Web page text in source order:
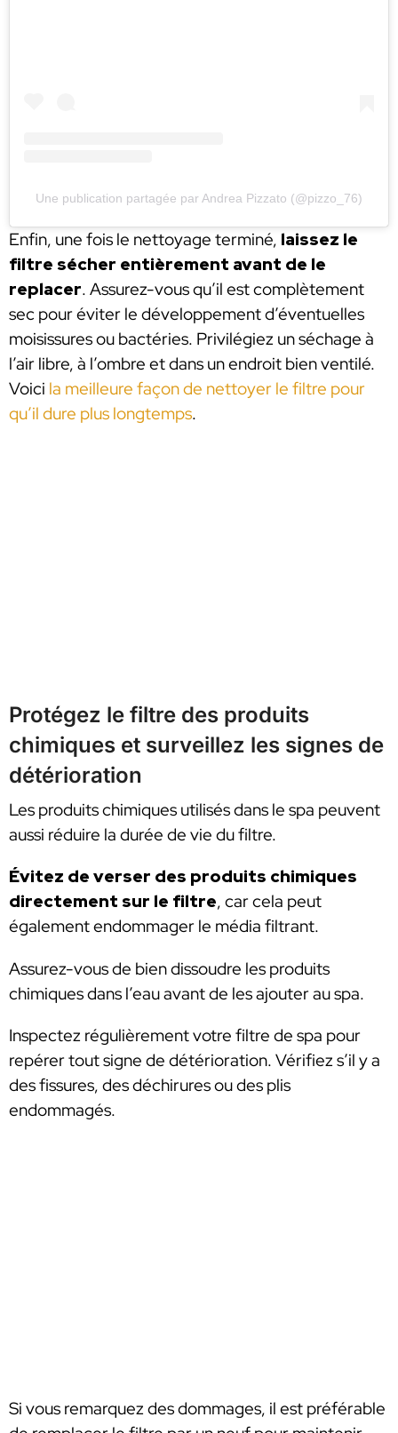
Une publication partagée par Andrea Pizzato (@pizzo_76)
Enfin, une fois le nettoyage terminé, laissez le
filtre sécher entièrement avant de le
replacer. Assurez-vous qu’il est complètement
sec pour éviter le développement d’éventuelles
moisissures ou bactéries. Privilégiez un séchage à
l’air libre, à l’ombre et dans un endroit bien ventilé.
Voici la meilleure façon de nettoyer le filtre pour
qu’il dure plus longtemps.
Protégez le filtre des produits
chimiques et surveillez les signes de
détérioration
Les produits chimiques utilisés dans le spa peuvent
aussi réduire la durée de vie du filtre.
Évitez de verser des produits chimiques
directement sur le filtre, car cela peut
également endommager le média filtrant.
Assurez-vous de bien dissoudre les produits
chimiques dans l’eau avant de les ajouter au spa.
Inspectez régulièrement votre filtre de spa pour
repérer tout signe de détérioration. Vérifiez s’il y a
des fissures, des déchirures ou des plis
endommagés.
Si vous remarquez des dommages, il est préférable